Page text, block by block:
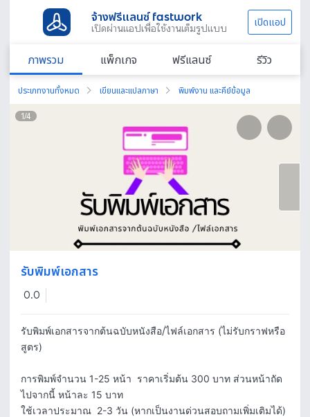
จ้างฟรีแลนซ์ fastwork
เปิดผ่านแอปเพื่อใช้งานเต็มรูปแบบ เปิดแอป
ภาพรวม แพ็กเกจ ฟรีแลนซ์ รีวิว
ประเภทงานทั้งหมด เขียนและแปลภาษา พิมพ์งาน และคีย์ข้อมูล
1/4
รับพิมพ์เอกสาร
0.0
รับพิมพ์เอกสารจากต้นฉบับหนังสือ/ไฟล์เอกสาร (ไม่รับกราฟหรือ
สูตร)
การพิมพ์จำนวน 1-25 หน้า  ราคาเริ่มต้น 300 บาท ส่วนหน้าถัด
ไปจากนี้ หน้าละ 15 บาท
ใช้เวลาประมาณ  2-3 วัน (หากเป็นงานด่วนสอบถามเพิ่มเติมได้)